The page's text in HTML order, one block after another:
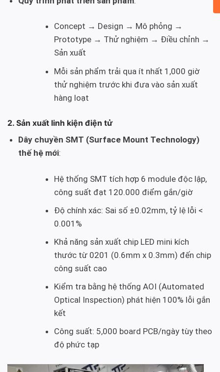
Concept → Design → Mô phỏng →
Prototype → Thử nghiệm → Điều chỉnh →
Sản xuất
Mỗi sản phẩm trải qua ít nhất 1,000 giờ
thử nghiệm trước khi đưa vào sản xuất
hàng loạt
2. Sản xuất linh kiện điện tử
Dây chuyền SMT (Surface Mount Technology)
thế hệ mới:
Hệ thống SMT tích hợp 6 module độc lập,
công suất đạt 120.000 điểm gắn/giờ
Độ chính xác: Sai số ±0.02mm, tỷ lệ lỗi <
0.001%
Khả năng sản xuất chip LED mini kích
thước từ 0201 (0.6mm x 0.3mm) đến chip
công suất cao
Kiểm tra bằng hệ thống AOI (Automated
Optical Inspection) phát hiện 100% lỗi gắn
kết
Công suất: 5,000 board PCB/ngày tùy theo
độ phức tạp